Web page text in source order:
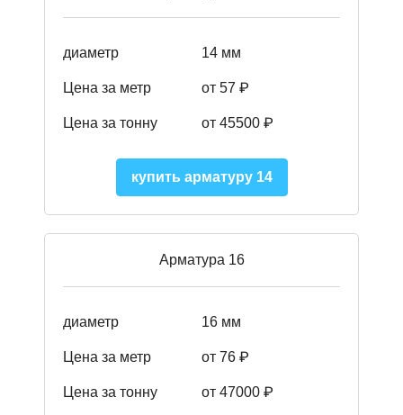
диаметр 14 мм
Цена за метр от 57 ₽
Цена за тонну от 45500 ₽
купить арматуру 14
Арматура 16
диаметр 16 мм
Цена за метр от 76 ₽
Цена за тонну от 47000 ₽